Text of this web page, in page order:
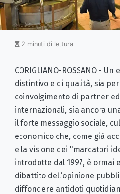
2 minuti di lettura
CORIGLIANO-ROSSANO -
distintivo e di qualità, sia
coinvolgimento di partner
internazionali, sia ancora
il forte messaggio sociale,
economico che, come già
e la visione dei "marcatori
introdotte dal 1997, è ormai
dibattito dell’opinione
diffondere antidoti